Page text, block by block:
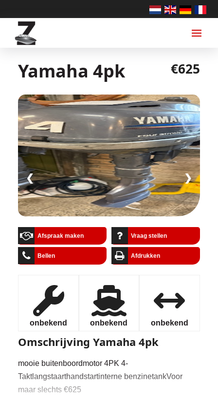
Yamaha 4pk €625
❮ ❯
Afspraak maken Vraag stellen
Bellen Afdrukken
onbekend onbekend onbekend
OmschrijvingYamaha 4pk
mooie buitenboordmotor 4PK 4-
Taktlangstaarthandstartinterne benzinetankVoor
maar slechts €625